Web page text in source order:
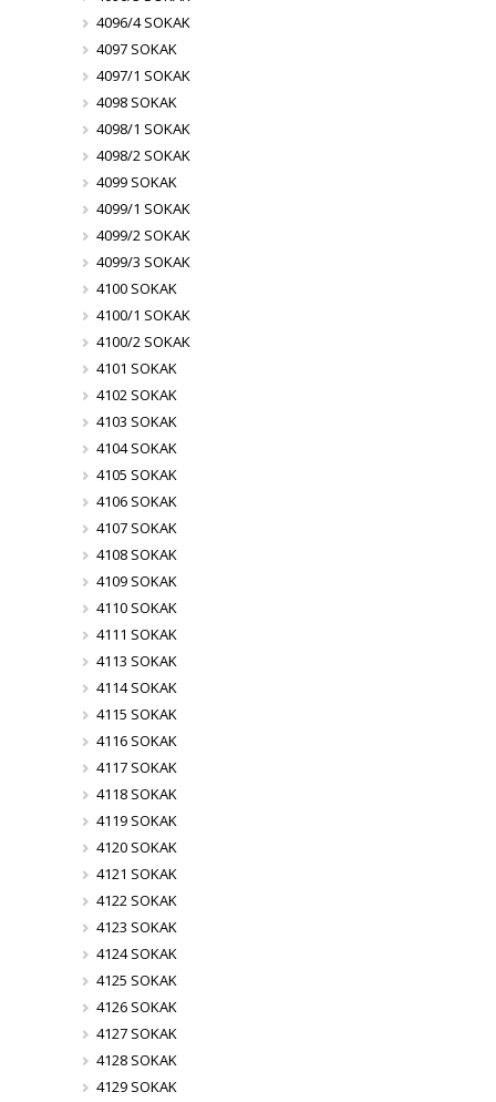
4096/4 SOKAK
4097 SOKAK
4097/1 SOKAK
4098 SOKAK
4098/1 SOKAK
4098/2 SOKAK
4099 SOKAK
4099/1 SOKAK
4099/2 SOKAK
4099/3 SOKAK
4100 SOKAK
4100/1 SOKAK
4100/2 SOKAK
4101 SOKAK
4102 SOKAK
4103 SOKAK
4104 SOKAK
4105 SOKAK
4106 SOKAK
4107 SOKAK
4108 SOKAK
4109 SOKAK
4110 SOKAK
4111 SOKAK
4113 SOKAK
4114 SOKAK
4115 SOKAK
4116 SOKAK
4117 SOKAK
4118 SOKAK
4119 SOKAK
4120 SOKAK
4121 SOKAK
4122 SOKAK
4123 SOKAK
4124 SOKAK
4125 SOKAK
4126 SOKAK
4127 SOKAK
4128 SOKAK
4129 SOKAK